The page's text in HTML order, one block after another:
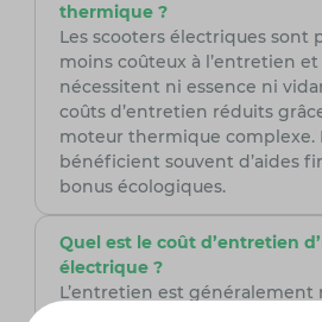
thermique ?
Les scooters électriques sont
moins coûteux à l’entretien
nécessitent ni essence ni
coûts d’entretien réduits
moteur thermique complexe.
bénéficient souvent d’aides
bonus écologiques.
Quel est le coût d’entretien
électrique ?
L’entretien est généralement